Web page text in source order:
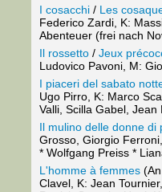
I cosacchi / Les
Federico Zardi, K:
Abenteuer (frei nach
Il rossetto / Jeux
Ludovico Pavoni, M:
I piaceri del sabato
Ugo Pirro, K: Marco
Valli, Scilla Gabel,
Il mulino delle donne di
Grosso, Giorgio
* Wolfgang Preiss *
L'homme à femmes
Clavel, K: Jean